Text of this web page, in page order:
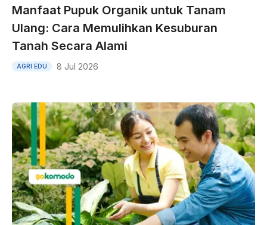
Manfaat Pupuk Organik untuk Tanam
Ulang: Cara Memulihkan Kesuburan
Tanah Secara Alami
AGRI EDU 8 Jul 2026